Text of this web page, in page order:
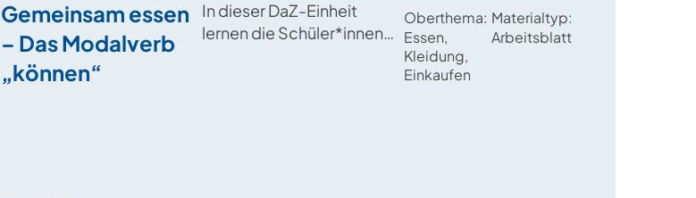
Gemeinsam essen
– Das Modalverb
„können“
In dieser DaZ-Einheit
lernen die Schüler*innen
Oberthema
Essen,
Kleidung,
Einkaufen
Materialtyp
Arbeitsblatt